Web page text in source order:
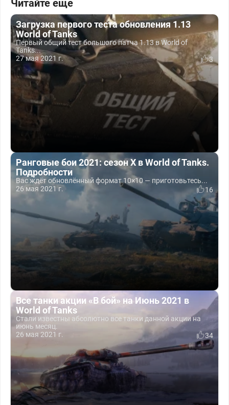
Читайте еще
Загрузка первого теста обновления 1.13
World of Tanks
Первый общий тест большого патча 1.13 в World of
Tanks...
27 мая 2021 г.
3
Ранговые бои 2021: сезон X в World of Tanks.
Подробности
Вас ждёт обновлённый формат 10×10 — приготовьтесь...
26 мая 2021 г.
16
Все танки акции «В бой» на Июнь 2021 в
World of Tanks
Стали известны абсолютно все танки данной акции на
июнь месяц.
26 мая 2021 г.
34